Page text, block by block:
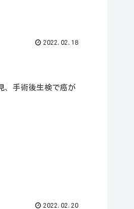
2022.02.18
、手術後生検で癌が
2022.02.20